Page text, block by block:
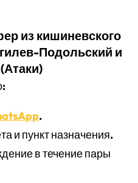
из кишиневского
Подольский и
.
и пункт назначения.
в течение пары